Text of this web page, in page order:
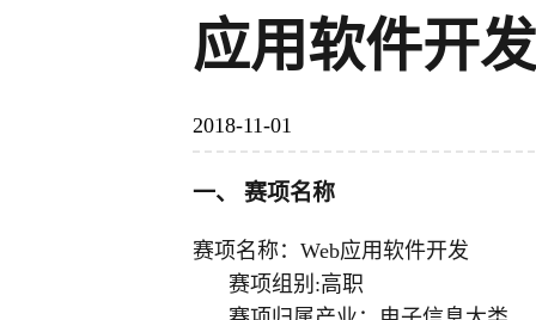
应用软件开
2018-11-01
一、 赛项名称
赛项名称：Web应用软件开发
赛项组别:高职